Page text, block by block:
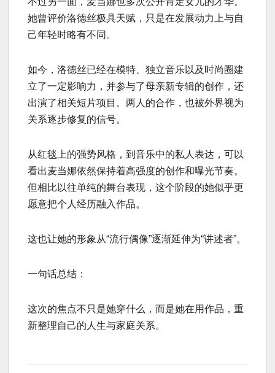
她曾评价洛德丝极具天赋，只是在发展动力上与自
己年轻时略有不同。
如今，洛德丝已经在模特、独立音乐以及时尚圈建
立了一定影响力，并参与了母亲新专辑的创作，还
出演了相关短片项目。两人的合作，也被外界视为
关系逐步修复的信号。
从红毯上的强势风格，到音乐中的私人表达，可以
看出麦当娜依然保持着高强度的创作和曝光节奏。
但相比以往单纯的舞台表现，这个阶段的她似乎更
愿意把个人经历融入作品。
这也让她的形象从“流行偶像”逐渐延伸为“讲述者”。
一句话总结：
这次的焦点不只是她穿什么，而是她在用作品，重
新整理自己的人生与家庭关系。